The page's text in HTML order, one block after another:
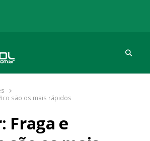
as melhores coberturas
são os mais rápidos
Fraga e